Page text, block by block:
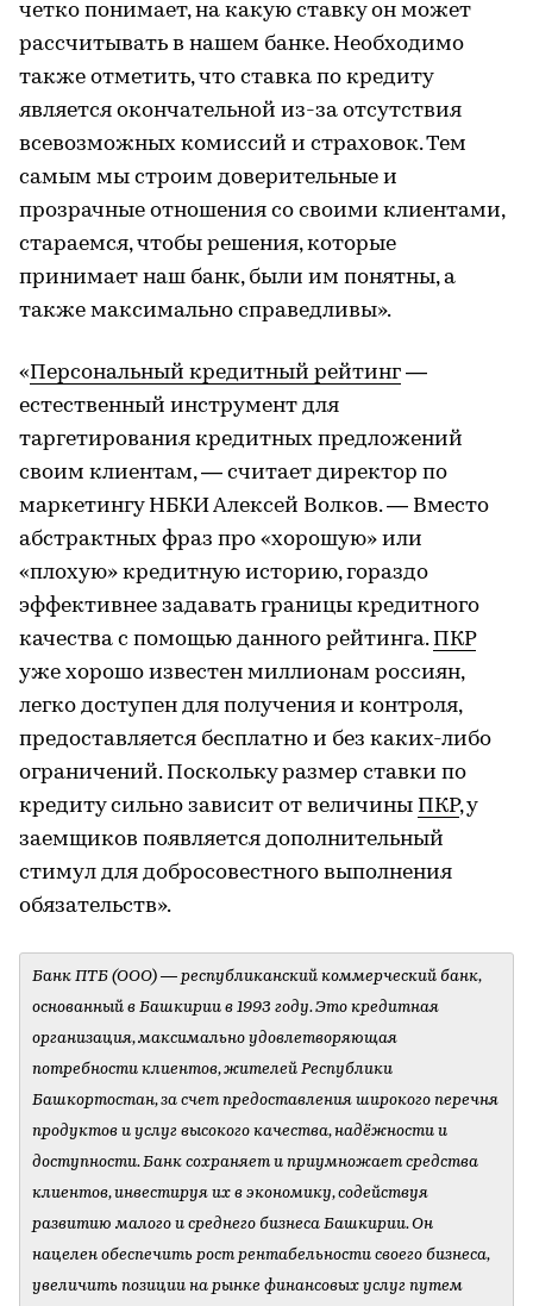
четко понимает, на какую ставку он может
рассчитывать в нашем банке. Необходимо
также отметить, что ставка по кредиту
является окончательной из-за отсутствия
всевозможных комиссий и страховок. Тем
самым мы строим доверительные и
прозрачные отношения со своими клиентами,
стараемся, чтобы решения, которые
принимает наш банк, были им понятны, а
также максимально справедливы».
«Персональный кредитный рейтинг —
естественный инструмент для
таргетирования кредитных предложений
своим клиентам, — считает директор по
маркетингу НБКИ Алексей Волков. — Вместо
абстрактных фраз про «хорошую» или
«плохую» кредитную историю, гораздо
эффективнее задавать границы кредитного
качества с помощью данного рейтинга. ПКР
уже хорошо известен миллионам россиян,
легко доступен для получения и контроля,
предоставляется бесплатно и без каких-либо
ограничений. Поскольку размер ставки по
кредиту сильно зависит от величины ПКР, у
заемщиков появляется дополнительный
стимул для добросовестного выполнения
обязательств».
Банк ПТБ (ООО) — республиканский коммерческий банк,
основанный в Башкирии в 1993 году. Это кредитная
организация, максимально удовлетворяющая
потребности клиентов, жителей Республики
Башкортостан, за счет предоставления широкого перечня
продуктов и услуг высокого качества, надёжности и
доступности. Банк сохраняет и приумножает средства
клиентов, инвестируя их в экономику, содействуя
развитию малого и среднего бизнеса Башкирии. Он
нацелен обеспечить рост рентабельности своего бизнеса,
увеличить позиции на рынке финансовых услуг путем